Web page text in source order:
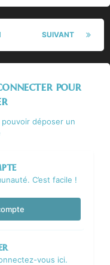
SUIVANT
pour
déposer un
C’est facile !
vous ici.